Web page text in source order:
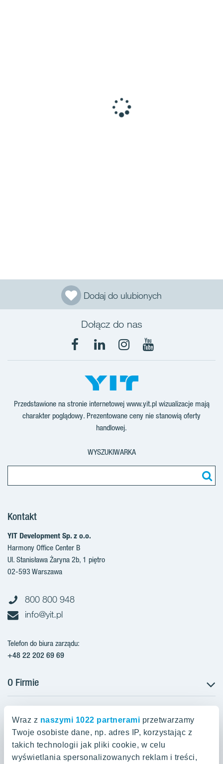
Wraz z naszymi 1022 partnerami przetwarzamy
Twoje osobiste dane, np. adres IP, korzystając z
takich technologii jak pliki cookie, w celu
wyświetlania spersonalizowanych reklam i treści,
Dodaj do ulubionych
Dołącz do nas
Facebook
LinkedInInstagram
YouTube
Przedstawione na stronie internetowej www.yit.pl wizualizacje mają
charakter poglądowy. Prezentowane ceny nie stanowią oferty
handlowej.
WYSZUKIWARKA
Kontakt
YIT Development Sp. z o.o.
Harmony Office Center B
Ul. Stanisława Żaryna 2b, 1 piętro
02-593 Warszawa
800 800 948
info@yit.pl
Telefon do biura zarządu:
+48 22 202 69 69
O Firmie
Projekty w przygotowaniu
Projekty zrealizowane
Aktualności
Zakup gruntów
Projekty w Polsce
Aroma Park Lofty Warszawa
Talarowa Park Warszawa
Oferty mieszkaniowe Warszawa